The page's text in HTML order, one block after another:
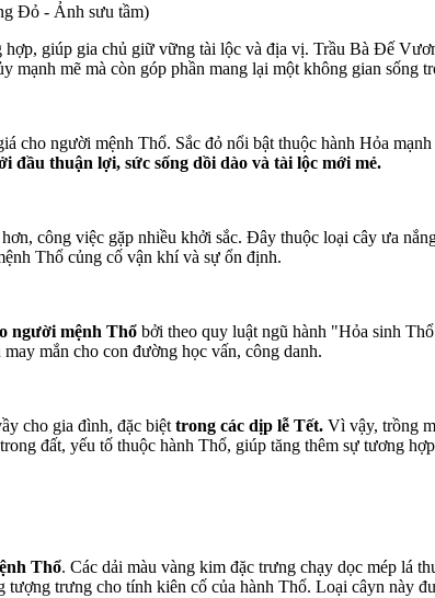
Đỏ - Ảnh sưu tầm)
hợp, giúp gia chủ giữ vững tài lộc và địa vị. Trầu Bà Đế
mạnh mẽ mà còn góp phần mang lại một không gian sống
cho người mệnh Thổ. Sắc đỏ nổi bật thuộc hành Hỏa
đầu thuận lợi, sức sống dồi dào và tài lộc mới mẻ.
công việc gặp nhiều khởi sắc. Đây thuộc loại cây ưa
Thổ củng cố vận khí và sự ổn định.
người mệnh Thổ bởi theo quy luật ngũ hành "Hỏa sinh
may mắn cho con đường học vấn, công danh.
cho gia đình, đặc biệt trong các dịp lễ Tết. Vì vậy, trồng
đất, yếu tố thuộc hành Thổ, giúp tăng thêm sự tương
Thổ. Các dải màu vàng kim đặc trưng chạy dọc mép lá
tượng trưng cho tính kiên cố của hành Thổ. Loại câyn này